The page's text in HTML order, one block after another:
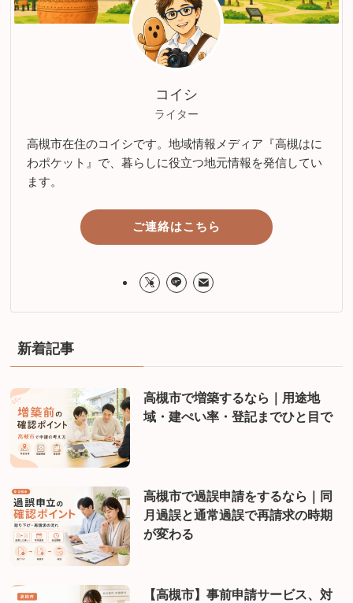
コイシ
ライター
高槻市在住のコイシです。地域情報メディア『高槻はに
わポケット』で、暮らしに役立つ地元情報を発信してい
ます。
ご連絡はこちら
新着記事
高槻市で増築するなら｜用途地
域・建ぺい率・登記までひと目で
高槻市で過誤申請をするなら｜同
月過誤と通常過誤で再請求の時期
が変わる
【高槻市】事前申請サービス、対